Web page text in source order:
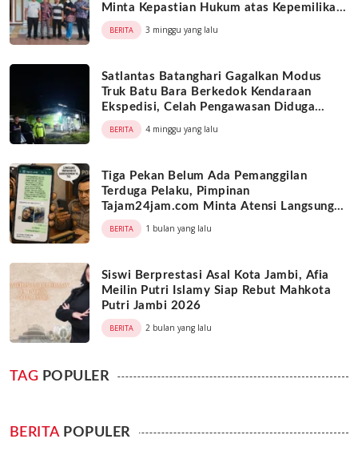
Minta Kepastian Hukum atas Kepemilikan
Objek Tanah
BERITA 3 minggu yang lalu
Satlantas Batanghari Gagalkan Modus
Truk Batu Bara Berkedok Kendaraan
Ekspedisi, Celah Pengawasan Diduga
Dimanfaatkan Oknum
BERITA 4 minggu yang lalu
Tiga Pekan Belum Ada Pemanggilan
Terduga Pelaku, Pimpinan
Tajam24jam.com Minta Atensi Langsung
Kapolda Jambi
BERITA 1 bulan yang lalu
Siswi Berprestasi Asal Kota Jambi, Afia
Meilin Putri Islamy Siap Rebut Mahkota
Putri Jambi 2026
BERITA 2 bulan yang lalu
TAG POPULER
BERITAPOPULER